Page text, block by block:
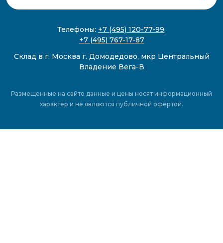
Телефоны: +7 (495) 120-77-99,
+7 (495) 767-17-87
Склад в г. Москва г. Домодедово, мкр Центральный
Владение Вега-В
Размещенные на сайте данные и цены носят информационный
характер и не являются публичной офертой.